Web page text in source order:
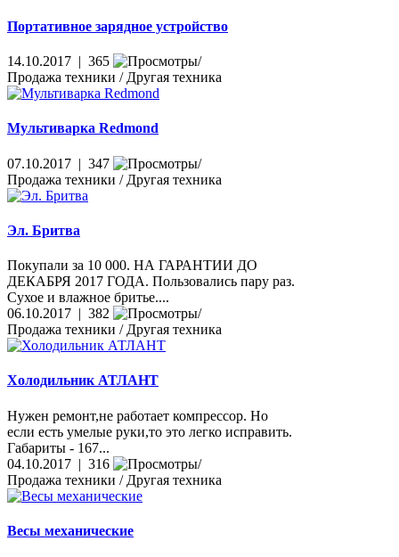
Портативное зарядное устройство
14.10.2017 | 365
Продажа техники / Другая техника
Мультиварка Redmond
07.10.2017 | 347
Продажа техники / Другая техника
Эл. Бритва
Покупали за 10 000. НА ГАРАНТИИ ДО
ДЕКАБРЯ 2017 ГОДА. Пользовались пару раз.
Сухое и влажное бритье....
06.10.2017 | 382
Продажа техники / Другая техника
Холодильник АТЛАНТ
Нужен ремонт,не работает компрессор. Но
если есть умелые руки,то это легко исправить.
Габариты - 167...
04.10.2017 | 316
Продажа техники / Другая техника
Весы механические